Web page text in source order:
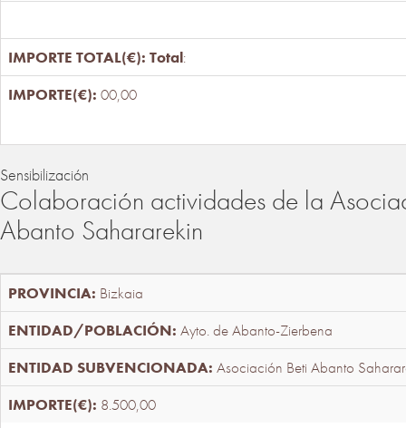
Total:
00,00
Sensibilización
Colaboración actividades de la
Abanto Sahararekin
Bizkaia
Ayto. de Abanto-Zierbena
Asociación Beti Abanto
8.500,00